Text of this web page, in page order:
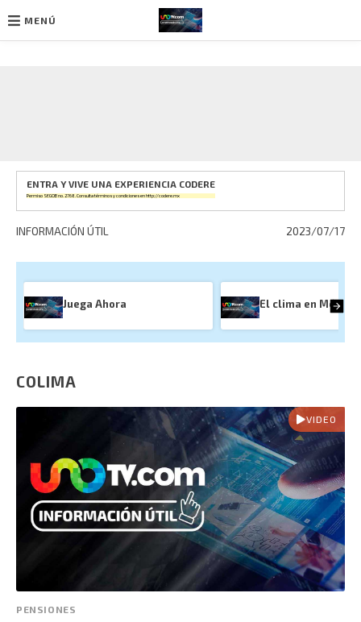
MENÚ
ENTRA Y VIVE UNA EXPERIENCIA CODERE
Permiso SEGOB no. 2768. Consulta términos y condiciones enhttp://codere.mx
INFORMACIÓN ÚTIL 2023/07/17
Juega Ahora El clima en México
COLIMA
VIDEO
PENSIONES